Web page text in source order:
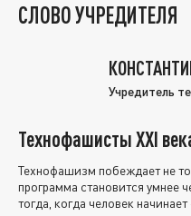
СЛОВО УЧРЕДИТЕЛЯ
Учредитель
Технофашисты XXI
Технофашизм побеждает не
программа становится умнее
тогда, когда человек